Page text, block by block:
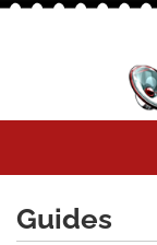
Guides